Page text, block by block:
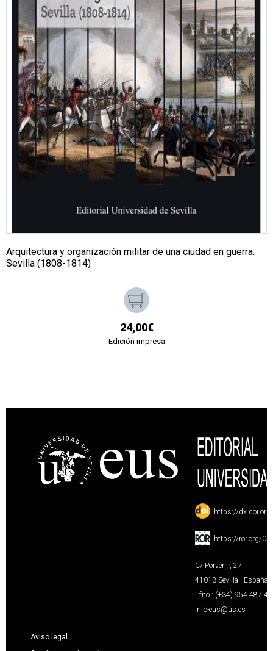
Arquitectura y organización militar de una ciudad en guerra.
Sevilla (1808-1814)
24,00€
Edición impresa
: https://
: https://ror.org/
C/ Porvenir, 27
41013 Sevilla · España
Tfno.: (+34) 954 487
info-eus@us.es
Aviso legal